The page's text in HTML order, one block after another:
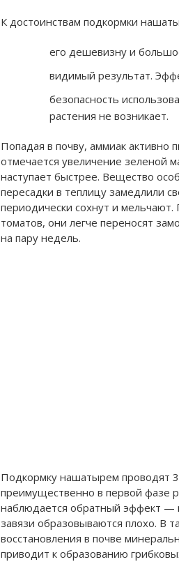
К достоинствам подкормки
его дешевизну и
видимый результат.
безопасность
растения не возникает.
Попадая в почву, аммиак активно
отмечается увеличение зеленой
наступает быстрее. Вещество
пересадки в теплицу замедлили
периодически сохнут и
томатов, они легче переносят
на пару недель.
Подкормку нашатырем проводят
преимущественно в первой фазе
наблюдается обратный эффект —
завязи образовываются плохо. В
восстановления в почве
приводит к образованию